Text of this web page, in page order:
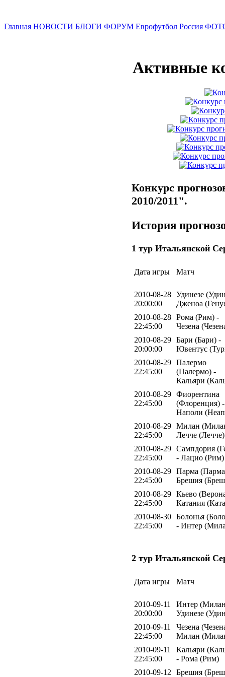
Главная НОВОСТИ БЛОГИ ФОРУМ Еврофутбол Россия
Активные
Конкурс
2010/2011".
История
1 тур Итальянской
Дата игры Матч
2010-08-28
20:00:00
Удинезе
Дженоа
2010-08-28
22:45:00
Рома (Рим) -
Чезена
2010-08-29
20:00:00
Бари (Бари) -
Ювентус
2010-08-29
22:45:00
Палермо
(Палермо) -
Кальяри
2010-08-29
22:45:00
Фиорентина
(Флоренция) -
Наполи
2010-08-29
22:45:00
Милан
Лечче (Лечче)
2010-08-29
22:45:00
Сампдория
- Лацио (Рим)
2010-08-29
22:45:00
Парма
Брешия
2010-08-29
22:45:00
Кьево
Катания
2010-08-30
22:45:00
Болонья
- Интер
2 тур Итальянской
Дата игры Матч
2010-09-11
20:00:00
Интер
Удинезе
2010-09-11
22:45:00
Чезена
Милан
2010-09-11
22:45:00
Кальяри
- Рома (Рим)
2010-09-12
Брешия